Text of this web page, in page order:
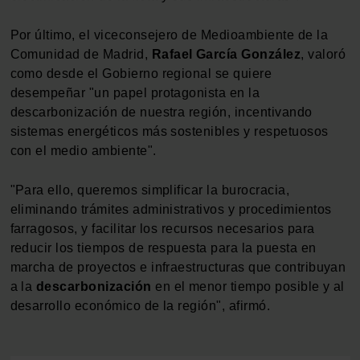
Las cookies de este sitio web se usan para personalizar
sociales y analizar el tráfico. Además, compartimos
información sobre el uso que haga del sitio web con
nuestros partners de redes sociales, publicidad y análisis
web, quienes pueden combinarla con otra información
que les haya proporcionado o que hayan recopilado a
partir del uso que haya hecho de sus servicios.
Por último, el viceconsejero de Medioambiente de la
Comunidad de Madrid, Rafael García González, valoró
como desde el Gobierno regional se quiere
desempeñar "un papel protagonista en la
descarbonización de nuestra región, incentivando
sistemas energéticos más sostenibles y respetuosos
con el medio ambiente".
"Para ello, queremos simplificar la burocracia,
eliminando trámites administrativos y procedimientos
farragosos, y facilitar los recursos necesarios para
reducir los tiempos de respuesta para la puesta en
marcha de proyectos e infraestructuras que contribuyan
a la descarbonización en el menor tiempo posible y al
desarrollo económico de la región", afirmó.